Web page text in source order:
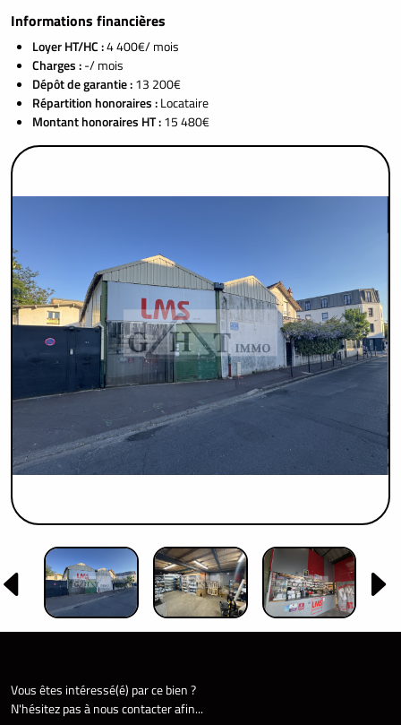
Informations financières
Loyer HT/HC :4 400€/ mois
Charges :-/ mois
Dépôt de garantie :13 200€
Répartition honoraires :Locataire
Montant honoraires HT :15 480€
Vous êtes intéressé(é) par ce bien ?
N'hésitez pas à nous contacter afin...